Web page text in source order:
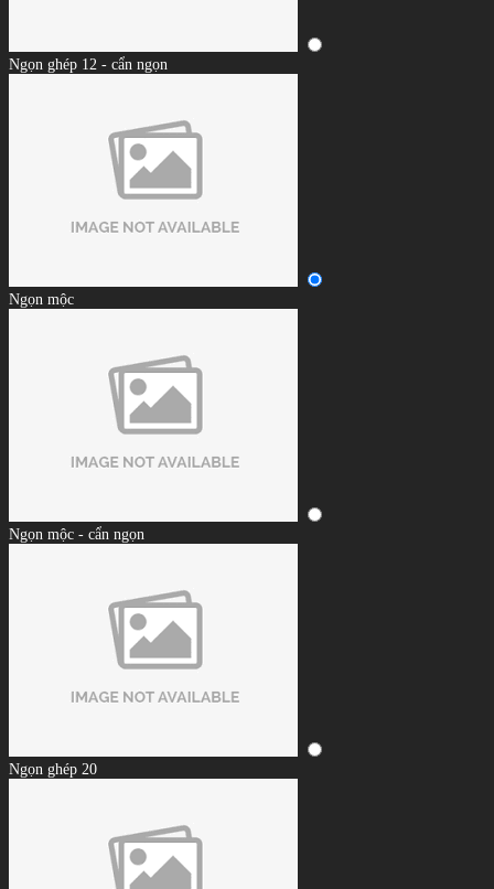
Ngọn ghép 12 - cẩn ngọn
Ngọn mộc
Ngọn mộc - cẩn ngọn
Ngọn ghép 20